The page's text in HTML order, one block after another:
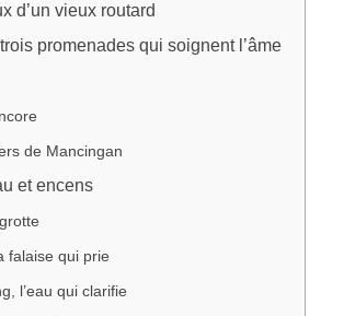
d’un vieux routard
promenades qui soignent l’âme
de Mancingan
et encens
falaise qui prie
l’eau qui clarifie